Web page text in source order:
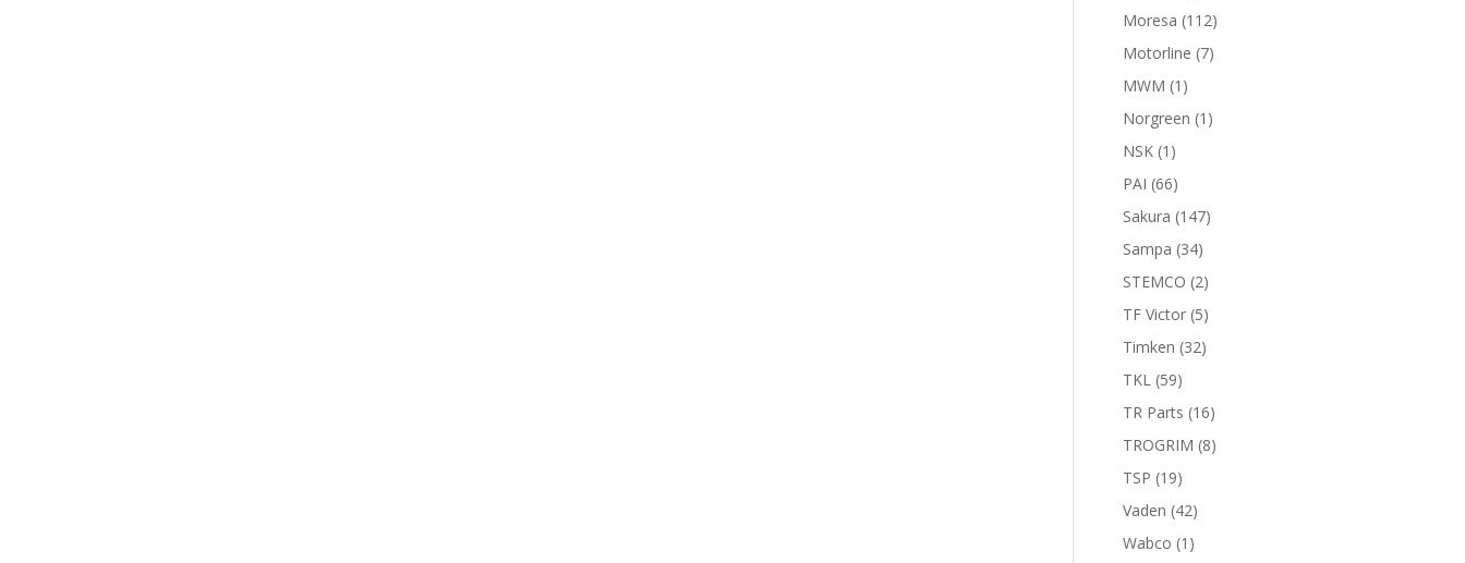
productos
Moresa 112112
productos
Motorline 77
MWM 1 1
producto
Norgreen 1 1
NSK 1 1
producto
PAI 6666
productos
Sakura 147147
Sampa 3434
productos
STEMCO 22
productos
TF Victor 55
productos
Timken 3232
TKL 5959
productos
TR Parts 1616
productos
TROGRIM 88
TSP 1919
productos
Vaden 4242
productos
Wabco 1 1